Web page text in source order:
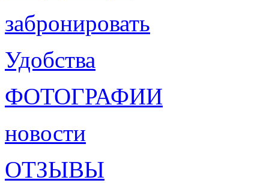
забронировать
Удобства
ФОТОГРАФИИ
новости
ОТЗЫВЫ